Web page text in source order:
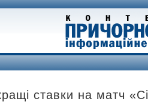
ставки на матч